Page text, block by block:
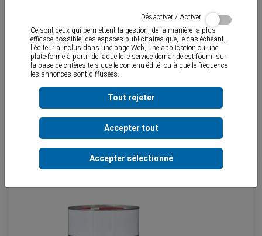
DL
Désactiver / Activer
Ce sont ceux qui permettent la gestion, de la manière la plus
efficace possible, des espaces publicitaires que, le cas échéant,
l'éditeur a inclus dans une page Web, une application ou une
plate-forme à partir de laquelle le service demandé est fourni sur
la base de critères tels que le contenu édité. ou à quelle fréquence
les annonces sont diffusées.
Tout rejeter
Accepter tout
Accepter sélectionné